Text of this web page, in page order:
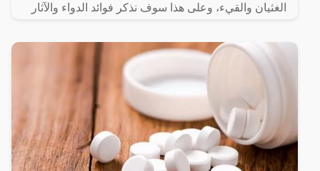
الغثيان والقيء، وعلى هذا سوف نذكر فوائد الدواء والآثار